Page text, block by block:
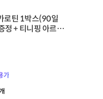
젤 1박스(10팩) +
가
개